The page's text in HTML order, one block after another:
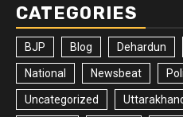
CATEGORIES
BJP Blog Dehardun
National Newsbeat
Uncategorized